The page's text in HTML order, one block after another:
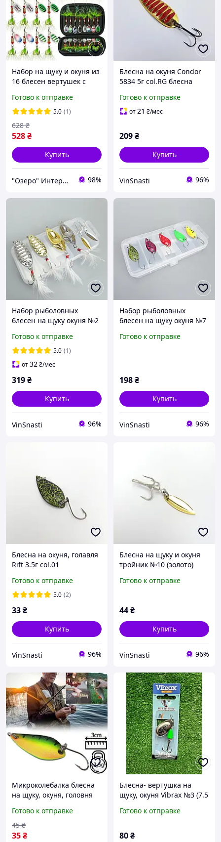
Набор на щуку и окуня из
16 блесен вертушек с
молнии
Готово к отправке
5.0 (1)
528₴
628 ₴
Купить
"Озеро" Интернет-магазин 98%
Блесна на окуня Condor
5834 5г col.RG блесна
Готово к отправке
от21 ₴/мес
209₴
Купить
VinSnasti 96%
Набор рыболовных
блесен на щуку окуня №2
блешнею №6
Готово к отправке
5.0 (1)
от32₴/мес
319₴
Купить
VinSnasti 96%
Набор рыболовных
блесен на щуку окуня №7
Готово к отправке
198₴
Купить
VinSnasti 96%
Блесна на окуня, голавля
Rift 3.5г col.01
Готово к отправке
5.0 (2)
33₴
Купить
VinSnasti 96%
Блесна на щуку и окуня
тройник №10 (золото)
Готово к отправке
44₴
Купить
VinSnasti 96%
Микроколебалка блесна
на щуку, окуня, головня
Готово к отправке
35₴
45 ₴
Блесна- вертушка на
щуку, окуня Vibrax №3 (7.5
Готово к отправке
80₴